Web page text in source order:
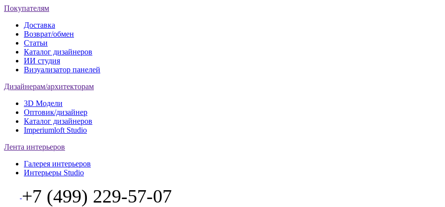
Покупателям
Доставка
Возврат/обмен
Статьи
Каталог дизайнеров
ИИ студия
Визуализатор панелей
Дизайнерам/архитекторам
3D Модели
Оптовик/дизайнер
Каталог дизайнеров
Imperiumloft Studio
Лента интерьеров
Галерея интерьеров
Интерьеры Studio
+7 (499) 229-57-07